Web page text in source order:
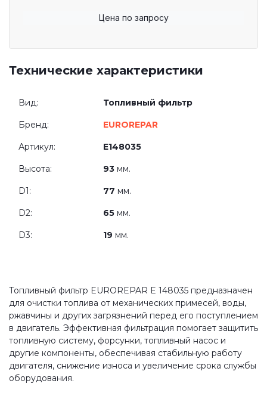
Цена по запросу
Технические характеристики
Вид: Топливный фильтр
Бренд: EUROREPAR
Артикул: E148035
Высота: 93 мм.
D1: 77 мм.
D2: 65 мм.
D3: 19 мм.
Топливный фильтр EUROREPAR E 148035 предназначен
для очистки топлива от механических примесей, воды,
ржавчины и других загрязнений перед его поступлением
в двигатель. Эффективная фильтрация помогает защитить
топливную систему, форсунки, топливный насос и
другие компоненты, обеспечивая стабильную работу
двигателя, снижение износа и увеличение срока службы
оборудования.